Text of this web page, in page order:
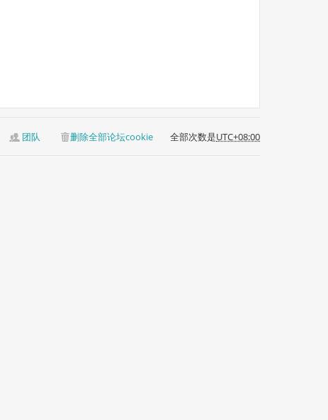
全部次数是UTC+08:00
删除全部论坛cookie
团队